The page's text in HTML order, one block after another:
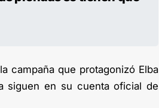
campaña que protagonizó Elba
siguen en su cuenta oficial de